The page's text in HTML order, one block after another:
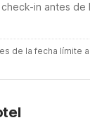
in antes
de la fecha